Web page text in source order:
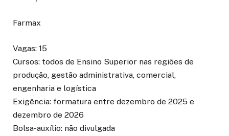
Farmax
Vagas: 15
Cursos: todos de Ensino Superior nas regiões de
produção, gestão administrativa, comercial,
engenharia e logística
Exigência: formatura entre dezembro de 2025 e
dezembro de 2026
Bolsa-auxílio: não divulgada